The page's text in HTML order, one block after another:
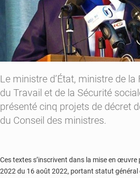
Le ministre d’État, ministre de
du Travail et de la Sécurité
présenté cinq projets de décret
du Conseil des ministres.
Ces textes s’inscrivent dans la mise en œuvre
2022 du 16 août 2022, portant statut général